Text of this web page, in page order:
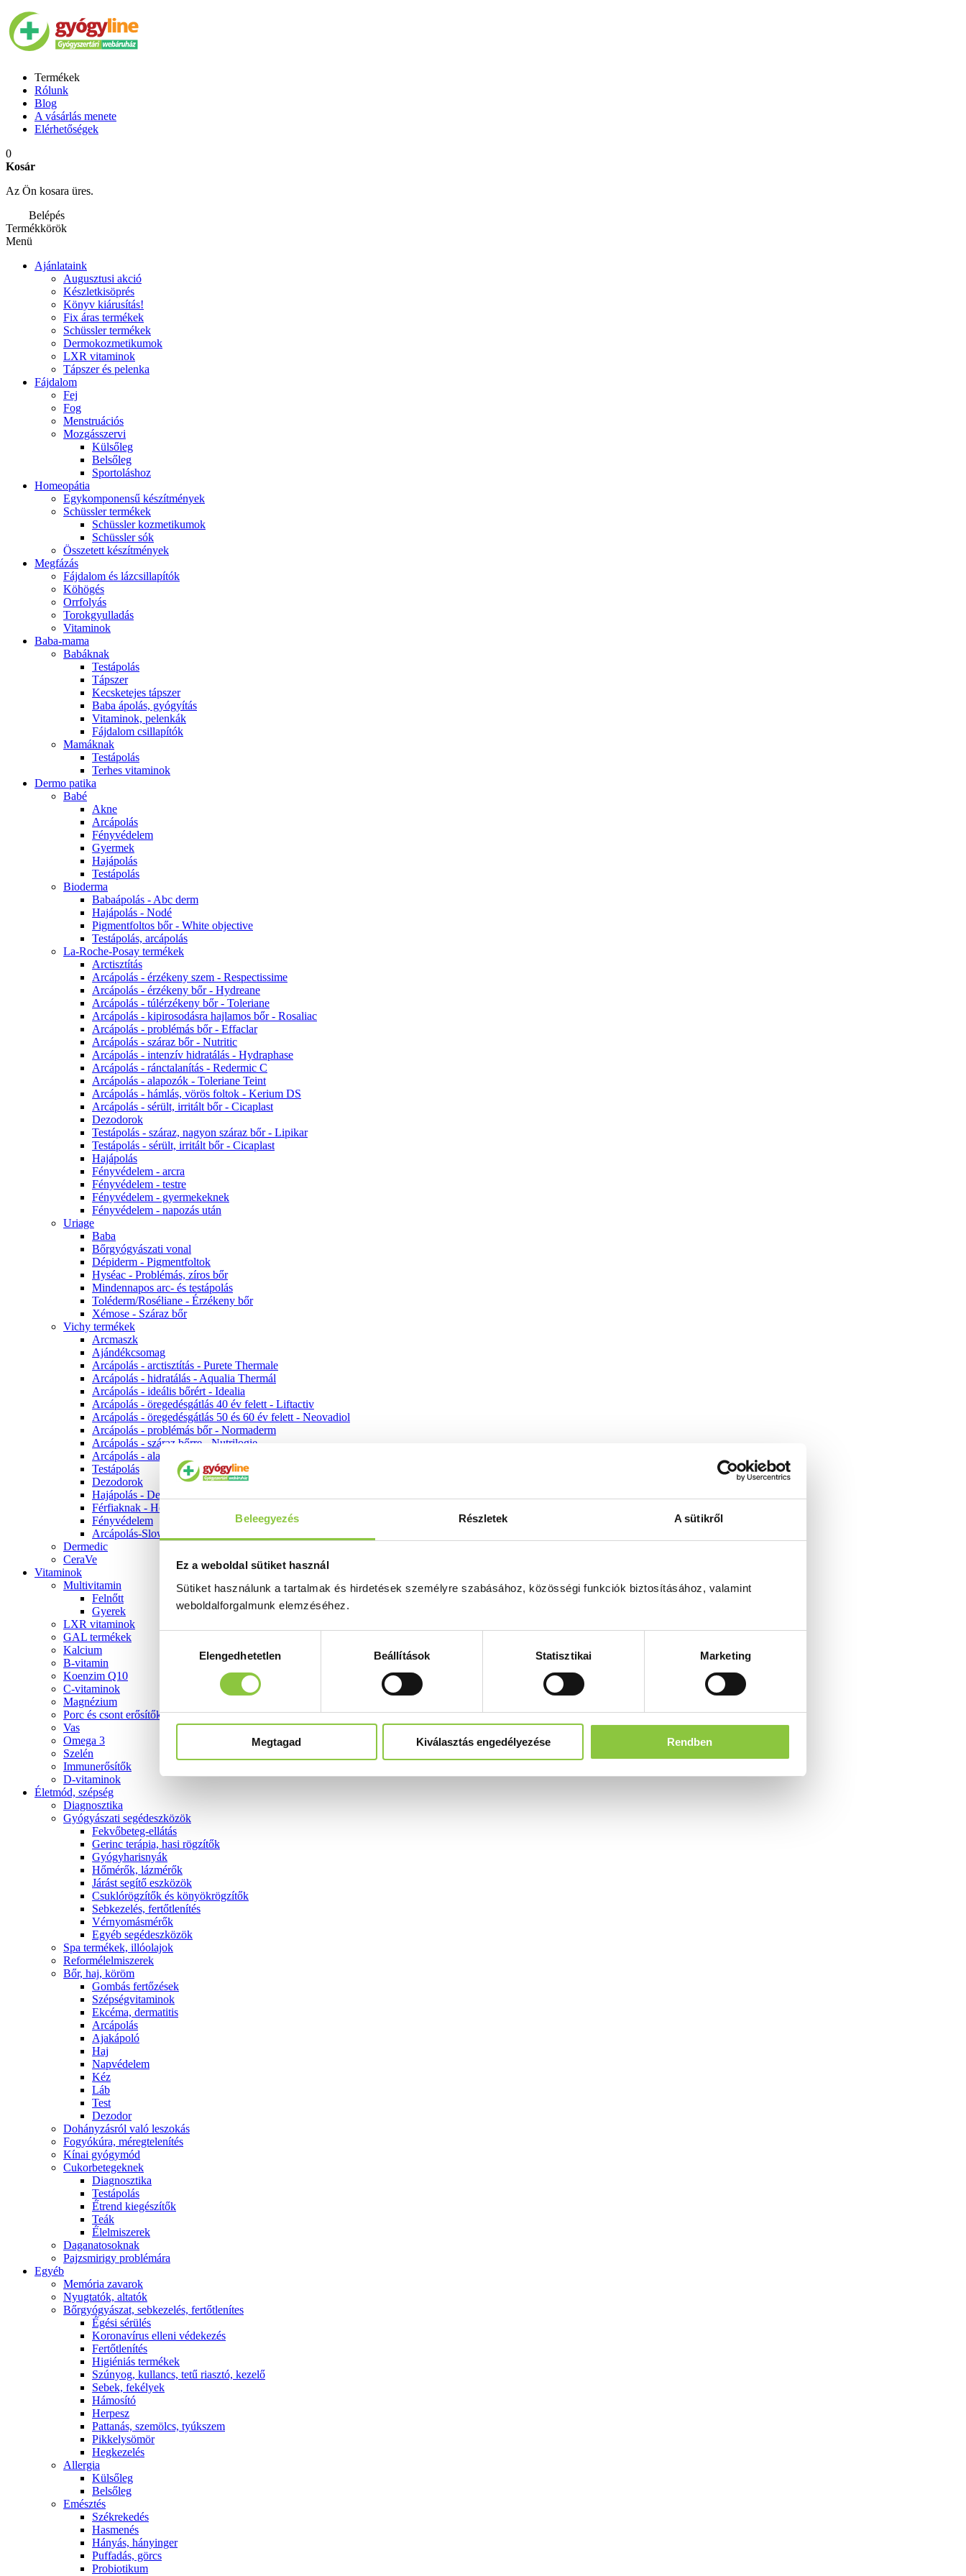
Beleegyezés Részletek A sütikről
Ez a weboldal sütiket használ
Sütiket használunk a tartalmak és hirdetések személyre szabásához, közösségi funkciók biztosításához, valamint
weboldalforgalmunk elemzéséhez.
kiválasztásaElengedhetetlen Beállítások Statisztikai Marketing
Megtagad Kiválasztás engedélyezése Rendben
Termékek
Rólunk
Blog
A vásárlás menete
Elérhetőségek
0
Kosár
Az Ön kosara üres.
Belépés
Termékkörök
Menü
Ajánlataink
Augusztusi akció
Készletkisöprés
Könyv kiárusítás!
Fix áras termékek
Schüssler termékek
Dermokozmetikumok
LXR vitaminok
Tápszer és pelenka
Fájdalom
Fej
Fog
Menstruációs
Mozgásszervi
Külsőleg
Belsőleg
Sportoláshoz
Homeopátia
Egykomponensű készítmények
Schüssler termékek
Schüssler kozmetikumok
Schüssler sók
Összetett készítmények
Megfázás
Fájdalom és lázcsillapítók
Köhögés
Orrfolyás
Torokgyulladás
Vitaminok
Baba-mama
Babáknak
Testápolás
Tápszer
Kecsketejes tápszer
Baba ápolás, gyógyítás
Vitaminok, pelenkák
Fájdalom csillapítók
Mamáknak
Testápolás
Terhes vitaminok
Dermo patika
Babé
Akne
Arcápolás
Fényvédelem
Gyermek
Hajápolás
Testápolás
Bioderma
Babaápolás - Abc derm
Hajápolás - Nodé
Pigmentfoltos bőr - White objective
Testápolás, arcápolás
La-Roche-Posay termékek
Arctisztítás
Arcápolás - érzékeny szem - Respectissime
Arcápolás - érzékeny bőr - Hydreane
Arcápolás - túlérzékeny bőr - Toleriane
Arcápolás - kipirosodásra hajlamos bőr - Rosaliac
Arcápolás - problémás bőr - Effaclar
Arcápolás - száraz bőr - Nutritic
Arcápolás - intenzív hidratálás - Hydraphase
Arcápolás - ránctalanítás - Redermic C
Arcápolás - alapozók - Toleriane Teint
Arcápolás - hámlás, vörös foltok - Kerium DS
Arcápolás - sérült, irritált bőr - Cicaplast
Dezodorok
Testápolás - száraz, nagyon száraz bőr - Lipikar
Testápolás - sérült, irritált bőr - Cicaplast
Hajápolás
Fényvédelem - arcra
Fényvédelem - testre
Fényvédelem - gyermekeknek
Fényvédelem - napozás után
Uriage
Baba
Bőrgyógyászati vonal
Dépiderm - Pigmentfoltok
Hyséac - Problémás, zíros bőr
Mindennapos arc- és testápolás
Toléderm/Roséliane - Érzékeny bőr
Xémose - Száraz bőr
Vichy termékek
Arcmaszk
Ajándékcsomag
Arcápolás - arctisztítás - Purete Thermale
Arcápolás - hidratálás - Aqualia Thermál
Arcápolás - ideális bőrért - Idealia
Arcápolás - öregedésgátlás 40 év felett - Liftactiv
Arcápolás - öregedésgátlás 50 és 60 év felett - Neovadiol
Arcápolás - problémás bőr - Normaderm
Arcápolás - száraz bőrre - Nutrilogie
Arcápolás - alapozók
Testápolás
Dezodorok
Hajápolás - Dercos
Férfiaknak - Homme
Fényvédelem
Arcápolás-Slow Age
Dermedic
CeraVe
Vitaminok
Multivitamin
Felnőtt
Gyerek
LXR vitaminok
GAL termékek
Kalcium
B-vitamin
Koenzim Q10
C-vitaminok
Magnézium
Porc és csont erősítők
Vas
Omega 3
Szelén
Immunerősítők
D-vitaminok
Életmód, szépség
Diagnosztika
Gyógyászati segédeszközök
Fekvőbeteg-ellátás
Gerinc terápia, hasi rögzítők
Gyógyharisnyák
Hőmérők, lázmérők
Járást segítő eszközök
Csuklórögzítők és könyökrögzítők
Sebkezelés, fertőtlenítés
Vérnyomásmérők
Egyéb segédeszközök
Spa termékek, illóolajok
Reformélelmiszerek
Bőr, haj, köröm
Gombás fertőzések
Szépségvitaminok
Ekcéma, dermatitis
Arcápolás
Ajakápoló
Haj
Napvédelem
Kéz
Láb
Test
Dezodor
Dohányzásról való leszokás
Fogyókúra, méregtelenítés
Kínai gyógymód
Cukorbetegeknek
Diagnosztika
Testápolás
É́trend kiegészítők
Teák
É́lelmiszerek
Daganatosoknak
Pajzsmirigy problémára
Egyéb
Memória zavarok
Nyugtatók, altatók
Bőrgyógyászat, sebkezelés, fertőtlenítes
É́gési sérülés
Koronavírus elleni védekezés
Fertőtlenítés
Higiéniás termékek
Szúnyog, kullancs, tetű riasztó, kezelő
Sebek, fekélyek
Hámosító
Herpesz
Pattanás, szemölcs, tyúkszem
Pikkelysömör
Hegkezelés
Allergia
Külsőleg
Belsőleg
Emésztés
Székrekedés
Hasmenés
Hányás, hányinger
Puffadás, görcs
Probiotikum